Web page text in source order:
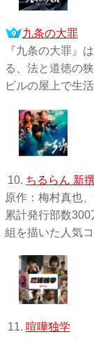
九条の大罪
『九条の大罪』
る、法と道徳の
ビルの屋上で生
10. ちるらん 新
原作：梅村真也
累計発行部数
組を描いた人気
11. 喧嘩独学